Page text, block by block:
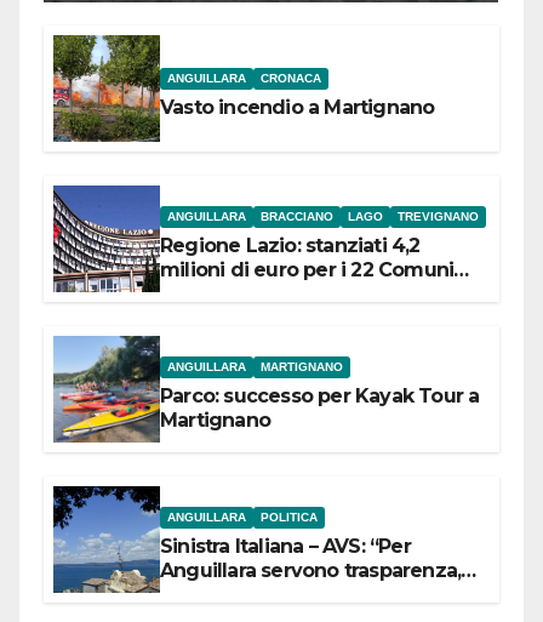
ANGUILLARA CRONACA
Vasto incendio a Martignano
ANGUILLARA BRACCIANO LAGO TREVIGNANO
Regione Lazio: stanziati 4,2
milioni di euro per i 22 Comuni
ANGUILLARA MARTIGNANO
Parco: successo per Kayak Tour a
Martignano
ANGUILLARA POLITICA
Sinistra Italiana – AVS: “Per
Anguillara servono trasparenza,